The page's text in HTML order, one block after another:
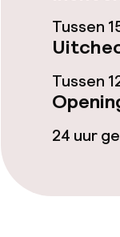
Dieetopties
Glutenvrije
Tussen
Tussen
24 uur